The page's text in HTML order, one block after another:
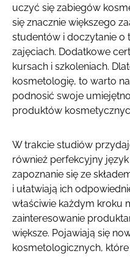
uczyć się zabiegów
się znacznie większego
studentów i doczytanie o
zajęciach. Dodatkowe
kursach i szkoleniach.
kosmetologię, to warto
podnosić swoje
produktów
W trakcie studiów
również perfekcyjny
zapoznanie się ze
i ułatwiają ich
właściwie każdym kroku
zainteresowanie
większe. Pojawiają się
kosmetologicznych,